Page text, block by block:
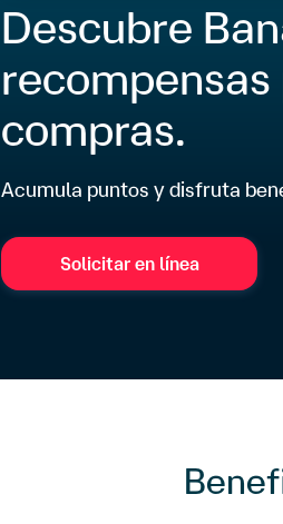
Descubre
compras.
Acumula puntos y disfruta
Solicitar en línea